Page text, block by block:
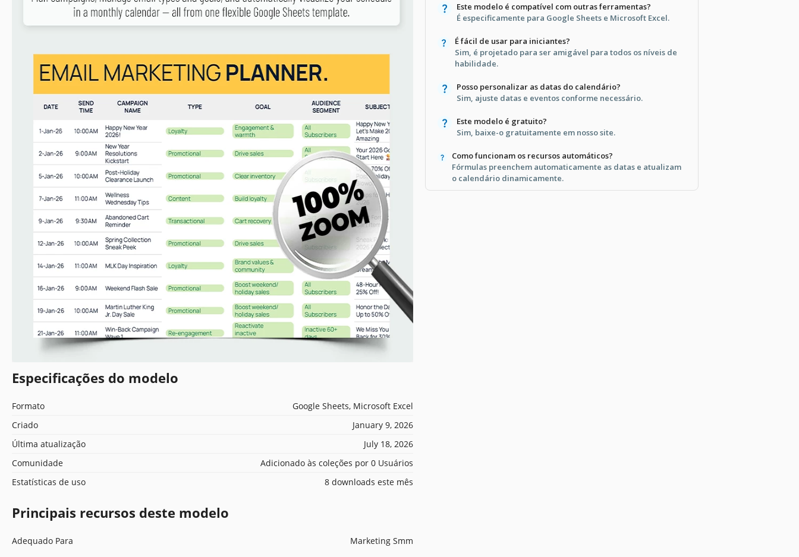
Especificações do modelo
Formato
Google Sheets, Microsoft Excel
Criado
January 9, 2026
Última atualização
July 18, 2026
Comunidade
Adicionado às coleções por 0 Usuários
Estatísticas de uso
8 downloads este mês
Principais recursos deste modelo
Adequado Para Marketing Smm
Este modelo é compatível com outras ferramentas?
É especificamente para Google Sheets e Microsoft Excel.
É fácil de usar para iniciantes?
Sim, é projetado para ser amigável para todos os níveis de
habilidade.
Posso personalizar as datas do calendário?
Sim, ajuste datas e eventos conforme necessário.
Este modelo é gratuito?
Sim, baixe-o gratuitamente em nosso site.
Como funcionam os recursos automáticos?
Fórmulas preenchem automaticamente as datas e atualizam
o calendário dinamicamente.